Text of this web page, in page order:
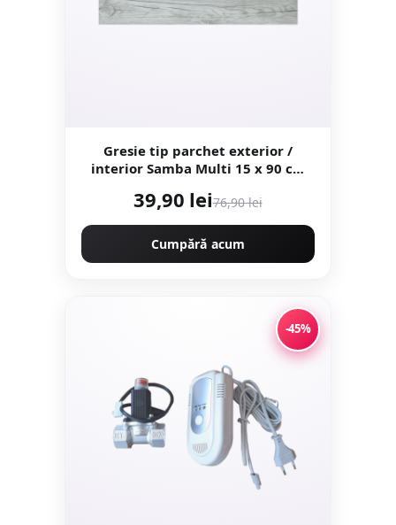
Gresie tip parchet exterior /
interior Samba Multi 15 x 90 cm
39,90 lei76,90 lei
Cumpără acum
-45%